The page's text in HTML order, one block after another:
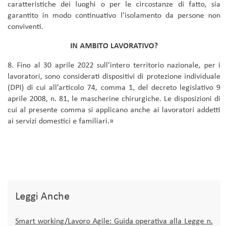
caratteristiche dei luoghi o per le circostanze di fatto, sia
garantito in modo continuativo l’isolamento da persone non
conviventi.
IN AMBITO LAVORATIVO?
8. Fino al 30 aprile 2022 sull’intero territorio nazionale, per i
lavoratori, sono considerati dispositivi di protezione individuale
(DPI) di cui all’articolo 74, comma 1, del decreto legislativo 9
aprile 2008, n. 81, le mascherine chirurgiche. Le disposizioni di
cui al presente comma si applicano anche ai lavoratori addetti
ai servizi domestici e familiari.»
Leggi Anche
Smart working/Lavoro Agile: Guida operativa alla Legge n.